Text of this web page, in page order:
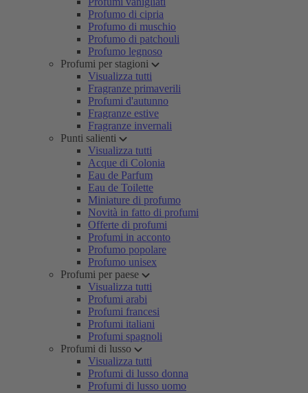
Profumo di cipria
Profumo di muschio
Profumo di patchouli
Profumo legnoso
Profumi per stagioni
Visualizza tutti
Fragranze primaverili
Profumi d'autunno
Fragranze estive
Fragranze invernali
Punti salienti
Visualizza tutti
Acque di Colonia
Eau de Parfum
Eau de Toilette
Miniature di profumo
Novità in fatto di profumi
Offerte di profumi
Profumi in acconto
Profumo popolare
Profumo unisex
Profumi per paese
Visualizza tutti
Profumi arabi
Profumi francesi
Profumi italiani
Profumi spagnoli
Profumi di lusso
Visualizza tutti
Profumi di lusso donna
Profumi di lusso uomo